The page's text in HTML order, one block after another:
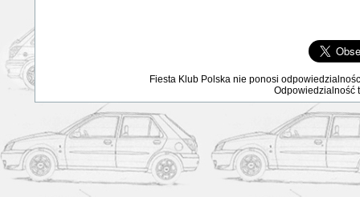
Fiesta Klub Polska nie ponosi
Odpowiedzialność